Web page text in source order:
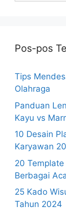
Pos-pos
Tips
Olahraga
Panduan
Kayu vs
10 Desain
Karyawan
20
Berbagai
25 Kado
Tahun 2024